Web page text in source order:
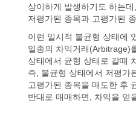
상이하게 발생하기도 하는
저평가된 종목과 고평가된
이런 일시적 불균형 상태에
일종의 차익거래(Arbitrage)
상태에서 균형 상태로 갈때
즉, 불균형 상태에서 저평가
고평가된 종목을 매도한 후
반대로 매매하면, 차익을 얻